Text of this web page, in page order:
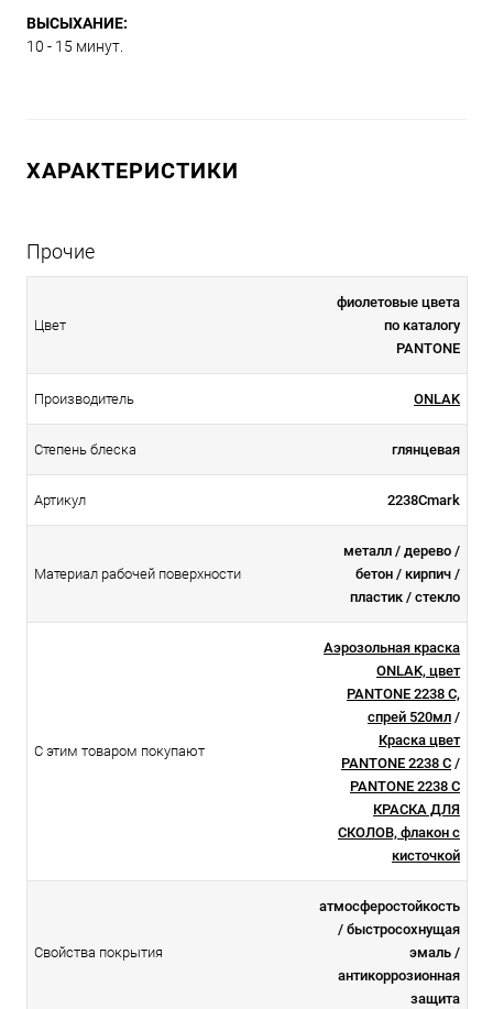
ВЫСЫХАНИЕ:
10 - 15 минут.
ХАРАКТЕРИСТИКИ
Прочие
Цвет
фиолетовые цвета
по каталогу
PANTONE
Производитель ONLAK
Степень блеска глянцевая
Артикул 2238Cmark
Материал рабочей поверхности
металл / дерево /
бетон / кирпич /
пластик / стекло
С этим товаром покупают
Аэрозольная краска
ONLAK, цвет
PANTONE 2238 C,
спрей 520мл /
Краска цвет
PANTONE 2238 C /
PANTONE 2238 C
КРАСКА ДЛЯ
СКОЛОВ, флакон с
кисточкой
Свойства покрытия
атмосферостойкоcть
/ быстросохнущая
эмаль /
антикоррозионная
защита